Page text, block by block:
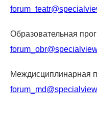
Образовательная
Междисциплинарная